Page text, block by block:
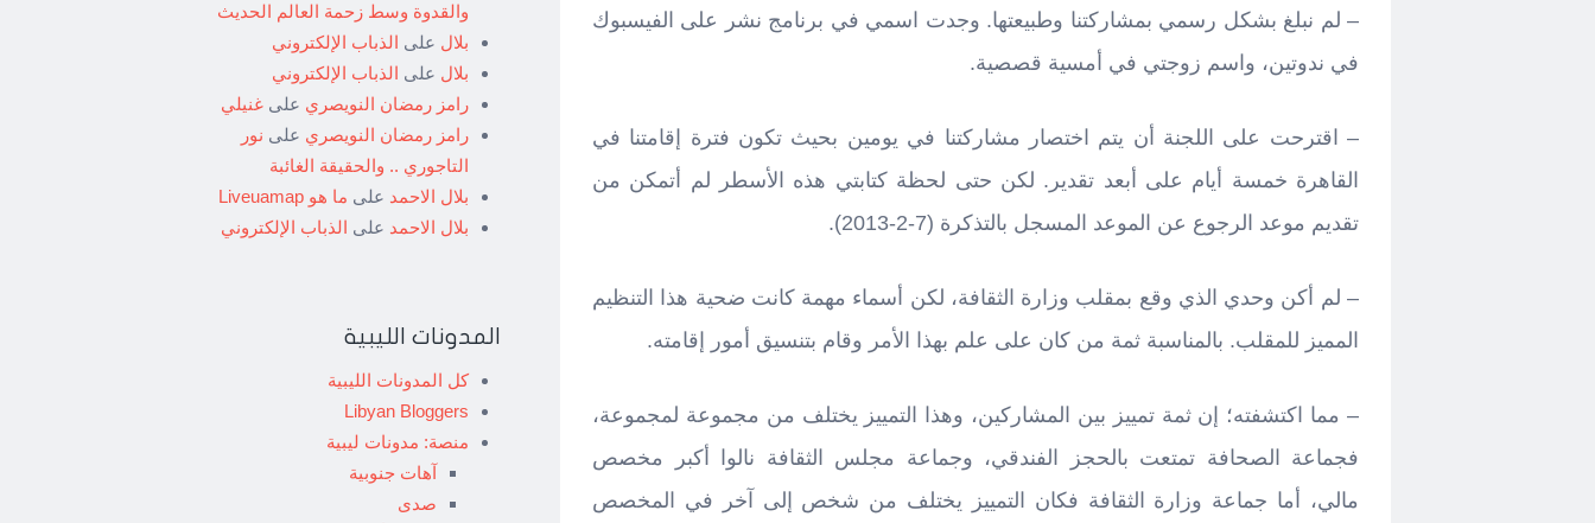
– لم نبلغ بشكل رسمي بمشاركتنا وطبيعتها. وجدت اسمي في برنامج نشر على الفيسبوك
في ندوتين، واسم زوجتي في أمسية قصصية.
– اقترحت على اللجنة أن يتم اختصار مشاركتنا في يومين بحيث تكون فترة إقامتنا في
القاهرة خمسة أيام على أبعد تقدير. لكن حتى لحظة كتابتي هذه الأسطر لم أتمكن من
تقديم موعد الرجوع عن الموعد المسجل بالتذكرة (7-2-2013).
– لم أكن وحدي الذي وقع بمقلب وزارة الثقافة، لكن أسماء مهمة كانت ضحية هذا التنظيم
المميز للمقلب. بالمناسبة ثمة من كان على علم بهذا الأمر وقام بتنسيق أمور إقامته.
– مما اكتشفته؛ إن ثمة تمييز بين المشاركين، وهذا التمييز يختلف من مجموعة لمجموعة،
فجماعة الصحافة تمتعت بالحجز الفندقي، وجماعة مجلس الثقافة نالوا أكبر مخصص
مالي، أما جماعة وزارة الثقافة فكان التمييز يختلف من شخص إلى آخر في المخصص
والقدوة وسط زحمة العالم الحديث
بلال على الذباب الإلكتروني
بلال على الذباب الإلكتروني
رامز رمضان النويصري على غنيلي
رامز رمضان النويصري على نور
التاجوري .. والحقيقة الغائبة
بلال الاحمد على ما هو Liveuamap
بلال الاحمد على الذباب الإلكتروني
المدونات الليبية
كل المدونات الليبية
Libyan Bloggers
منصة: مدونات ليبية
آهات جنوبية
صدى